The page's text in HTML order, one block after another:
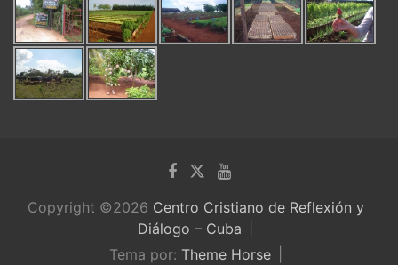
Copyright ©2026 Centro Cristiano de Reflexión y
Diálogo – Cuba
Tema por: Theme Horse